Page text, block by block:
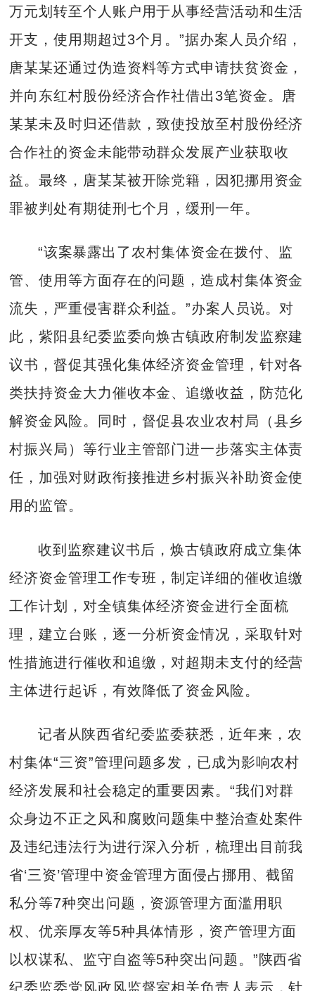
万元划转至个人账户用于从事经营活动和生活
开支，使用期超过3个月。”据办案人员介绍，
唐某某还通过伪造资料等方式申请扶贫资金，
并向东红村股份经济合作社借出3笔资金。唐
某某未及时归还借款，致使投放至村股份经济
合作社的资金未能带动群众发展产业获取收
益。最终，唐某某被开除党籍，因犯挪用资金
罪被判处有期徒刑七个月，缓刑一年。
“该案暴露出了农村集体资金在拨付、监
管、使用等方面存在的问题，造成村集体资金
流失，严重侵害群众利益。”办案人员说。对
此，紫阳县纪委监委向焕古镇政府制发监察建
议书，督促其强化集体经济资金管理，针对各
类扶持资金大力催收本金、追缴收益，防范化
解资金风险。同时，督促县农业农村局（县乡
村振兴局）等行业主管部门进一步落实主体责
任，加强对财政衔接推进乡村振兴补助资金使
用的监管。
收到监察建议书后，焕古镇政府成立集体
经济资金管理工作专班，制定详细的催收追缴
工作计划，对全镇集体经济资金进行全面梳
理，建立台账，逐一分析资金情况，采取针对
性措施进行催收和追缴，对超期未支付的经营
主体进行起诉，有效降低了资金风险。
记者从陕西省纪委监委获悉，近年来，农
村集体“三资”管理问题多发，已成为影响农村
经济发展和社会稳定的重要因素。“我们对群
众身边不正之风和腐败问题集中整治查处案件
及违纪违法行为进行深入分析，梳理出目前我
省‘三资’管理中资金管理方面侵占挪用、截留
私分等7种突出问题，资源管理方面滥用职
权、优亲厚友等5种具体情形，资产管理方面
以权谋私、监守自盗等5种突出问题。”陕西省
纪委监委党风政风监督室相关负责人表示，针